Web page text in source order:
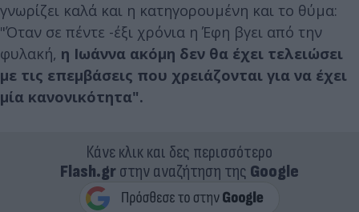
γνωρίζει καλά και η κατηγορουμένη και το θύμα:
"Όταν σε πέντε -έξι χρόνια η Έφη βγει από την
φυλακή, η Ιωάννα ακόμη δεν θα έχει τελειώσει
με τις επεμβάσεις που χρειάζονται για να έχει
μία κανονικότητα".
Κάνε κλικ και δες περισσότερο
Flash.grστην αναζήτηση της Google